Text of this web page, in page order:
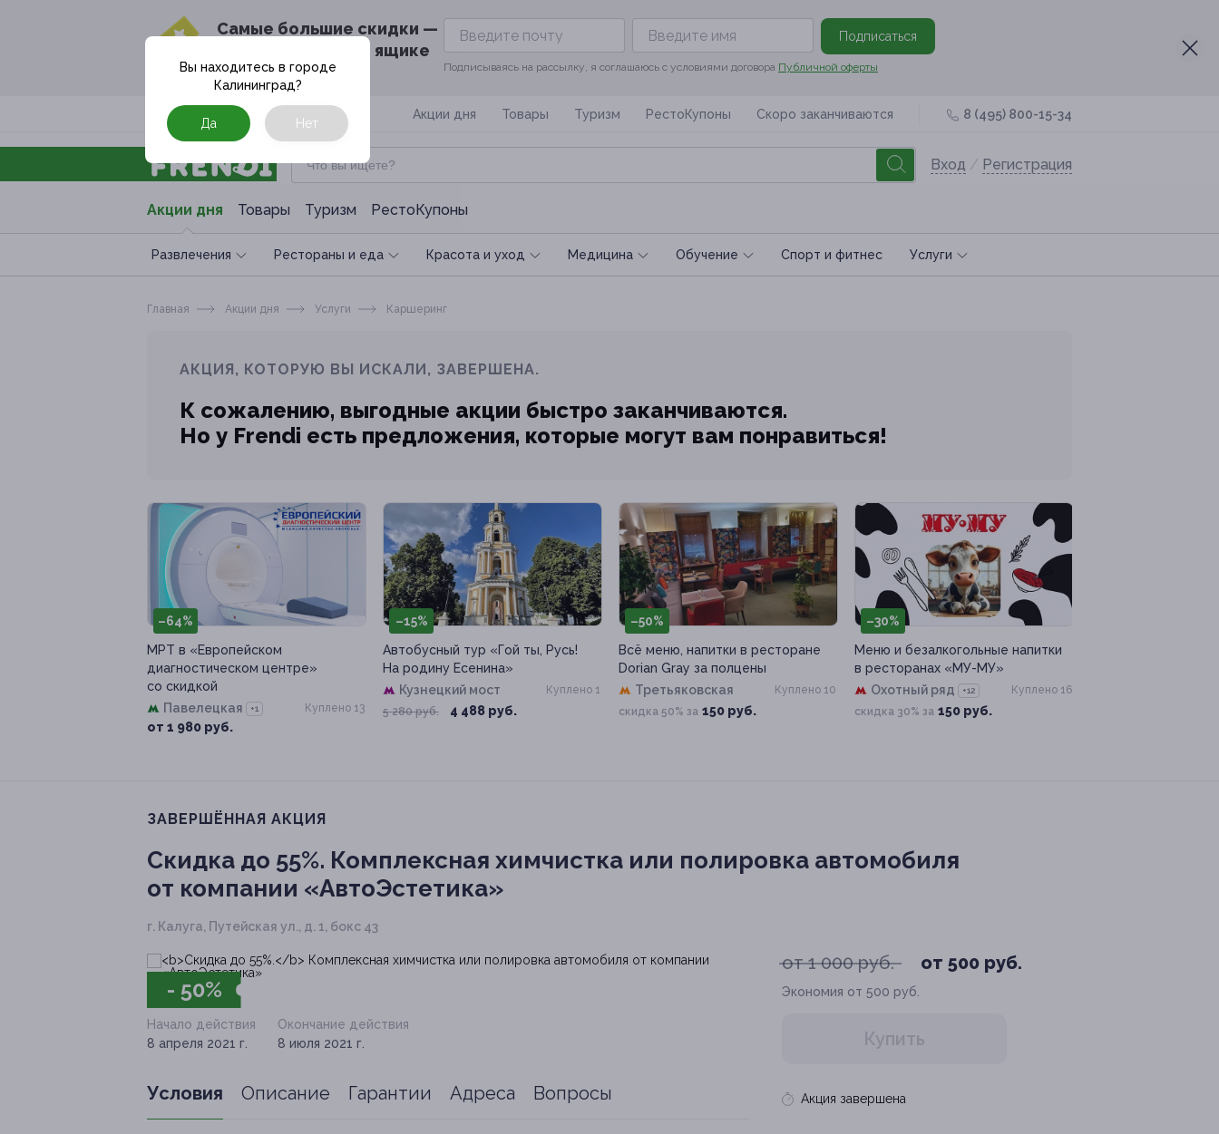
Cамые большие скидки —
в твоём почтовом ящике
Подписаться
Подписываясь на рассылку, я соглашаюсь с условиями договора Публичной оферты
Москва Акции дня Товары Туризм РестоКупоны Скоро заканчиваются 8 (495) 800-15-34
Вход / Регистрация
Акции дня Товары Туризм РестоКупоны
Развлечения Рестораны и еда Красота и уход Медицина Обучение Спoрт и фитнес Услуги
Вы находитесь в городе
Калининград?
Да Нет
Главная Акции дня Услуги Каршеринг
АКЦИЯ, КОТОРУЮ ВЫ ИСКАЛИ, ЗАВЕРШЕНА.
К сожалению, выгодные акции быстро заканчиваются.
Но у Frendi есть предложения, которые могут вам понравиться!
–64%
МРТ в «Европейском
диагностическом центре»
со скидкой
Павелецкая
+1
от 1 980 руб.
Куплено 13
–15%
Автобусный тур «Гой ты, Русь!
На родину Есенина»
Кузнецкий мост
5 280 руб. 4 488 руб.
Куплено 1
–50%
Всё меню, напитки в ресторане
Dorian Gray за полцены
Третьяковская
скидка 50% за 150 руб.
Куплено 10
–30%
Меню и безалкогольные напитки
в ресторанах «МУ-МУ»
Охотный ряд
+12
скидка 30% за 150 руб.
Куплено 16
ЗАВЕРШЁННАЯ АКЦИЯ
Скидка до 55%. Комплексная химчистка или полировка автомобиля
от компании «АвтоЭстетика»
г. Калуга, Путейская ул., д. 1, бокс 43
- 50%
от 1 000 руб. от 500 руб.
Экономия от 500 руб.
Купить
Акция завершена
Начало действия
8 апреля 2021 г.
Окончание действия
8 июля 2021 г.
Условия Описание Гарантии Адреса Вопросы